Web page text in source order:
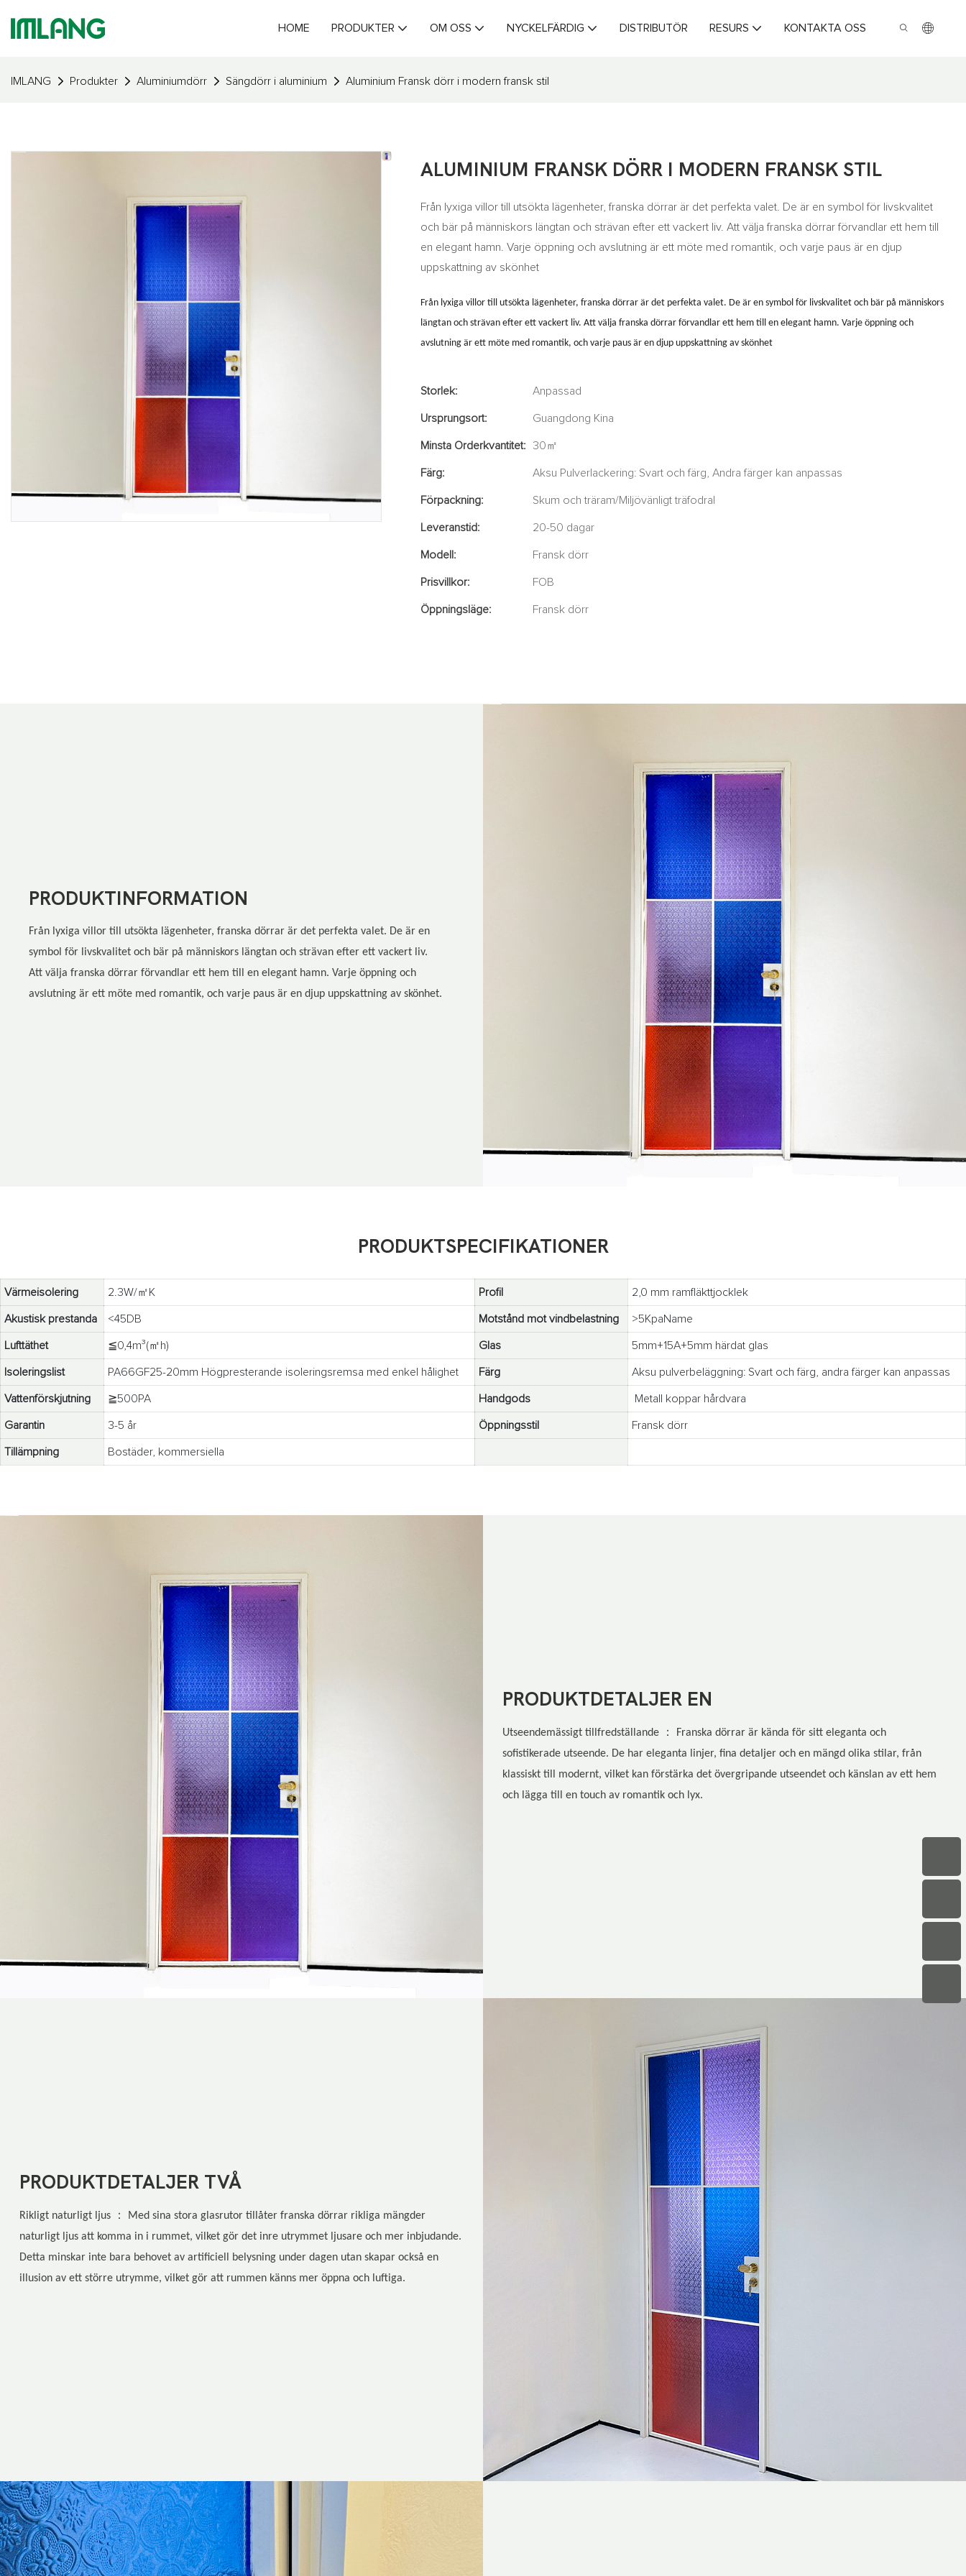
HOME PRODUKTER OM OSS NYCKELFÄRDIG DISTRIBUTÖR RESURS KONTAKTA OSS
IMLANG Produkter Aluminiumdörr Sängdörr i aluminium Aluminium Fransk dörr i modern fransk stil
ALUMINIUM FRANSK DÖRR I MODERN FRANSK STIL
Från lyxiga villor till utsökta lägenheter, franska dörrar är det perfekta valet. De är en symbol för livskvalitet
och bär på människors längtan och strävan efter ett vackert liv. Att välja franska dörrar förvandlar ett hem till
en elegant hamn. Varje öppning och avslutning är ett möte med romantik, och varje paus är en djup
uppskattning av skönhet
Från lyxiga villor till utsökta lägenheter, franska dörrar är det perfekta valet. De är en symbol för livskvalitet och bär på människors
längtan och strävan efter ett vackert liv. Att välja franska dörrar förvandlar ett hem till en elegant hamn. Varje öppning och
avslutning är ett möte med romantik, och varje paus är en djup uppskattning av skönhet
Storlek: Anpassad
Ursprungsort: Guangdong Kina
Minsta Orderkvantitet: 30㎡
Färg: Aksu Pulverlackering: Svart och färg, Andra färger kan anpassas
Förpackning: Skum och träram/Miljövänligt träfodral
Leveranstid: 20-50 dagar
Modell: Fransk dörr
Prisvillkor: FOB
Öppningsläge: Fransk dörr
PRODUKTINFORMATION
Från lyxiga villor till utsökta lägenheter, franska dörrar är det perfekta valet. De är en
symbol för livskvalitet och bär på människors längtan och strävan efter ett vackert liv.
Att välja franska dörrar förvandlar ett hem till en elegant hamn. Varje öppning och
avslutning är ett möte med romantik, och varje paus är en djup uppskattning av skönhet.
PRODUKTSPECIFIKATIONER
Värmeisolering 2.3W/㎡K Profil 2,0 mm ramfläkttjocklek
Akustisk prestanda <45DB Motstånd mot vindbelastning >5KpaName
Lufttäthet ≦0,4m³(㎡h) Glas 5mm+15A+5mm härdat glas
Isoleringslist PA66GF25-20mm Högpresterande isoleringsremsa med enkel hålighet Färg Aksu pulverbeläggning: Svart och färg, andra färger kan anpassas
Vattenförskjutning ≧500PA Handgods Metall koppar hårdvara
Garantin 3-5 år Öppningsstil Fransk dörr
Tillämpning Bostäder, kommersiella
PRODUKTDETALJER EN
Utseendemässigt tillfredställande ：
Franska dörrar är kända för sitt eleganta och
sofistikerade utseende. De har eleganta linjer, fina detaljer och en mängd olika stilar, från
klassiskt till modernt, vilket kan förstärka det övergripande utseendet och känslan av ett hem
och lägga till en touch av romantik och lyx.
PRODUKTDETALJER TVÅ
Rikligt naturligt ljus ：
Med sina stora glasrutor tillåter franska dörrar rikliga mängder
naturligt ljus att komma in i rummet, vilket gör det inre utrymmet ljusare och mer inbjudande.
Detta minskar inte bara behovet av artificiell belysning under dagen utan skapar också en
illusion av ett större utrymme, vilket gör att rummen känns mer öppna och luftiga.